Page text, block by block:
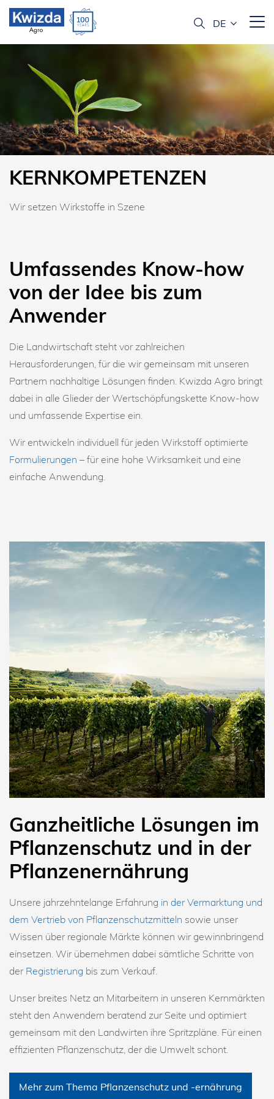
KERNKOMPETENZEN
Wir setzen Wirkstoffe in Szene
Umfassendes Know-how
von der Idee bis zum
Anwender
Die Landwirtschaft steht vor zahlreichen
Herausforderungen, für die wir gemeinsam mit unseren
Partnern nachhaltige Lösungen finden. Kwizda Agro bringt
dabei in alle Glieder der Wertschöpfungskette Know-how
und umfassende Expertise ein.
Wir entwickeln individuell für jeden Wirkstoff optimierte
Formulierungen – für eine hohe Wirksamkeit und eine
einfache Anwendung.
Ganzheitliche Lösungen im
Pflanzenschutz und in der
Pflanzenernährung
Unsere jahrzehntelange Erfahrung in der Vermarktung und
dem Vertrieb von Pflanzenschutzmitteln sowie unser
Wissen über regionale Märkte können wir gewinnbringend
einsetzen. Wir übernehmen dabei sämtliche Schritte von
der Registrierung bis zum Verkauf.
Unser breites Netz an Mitarbeitern in unseren Kernmärkten
steht den Anwendern beratend zur Seite und optimiert
gemeinsam mit den Landwirten ihre Spritzpläne. Für einen
effizienten Pflanzenschutz, der die Umwelt schont.
Mehr zum Thema Pflanzenschutz und -ernährung